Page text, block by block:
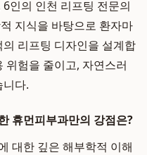
인의 인천 리프팅 전문의
지식을 바탕으로 환자마
리프팅 디자인을 설계합
위험을 줄이고, 자연스러
다.
휴먼피부과만의 강점은?
대한 깊은 해부학적 이해